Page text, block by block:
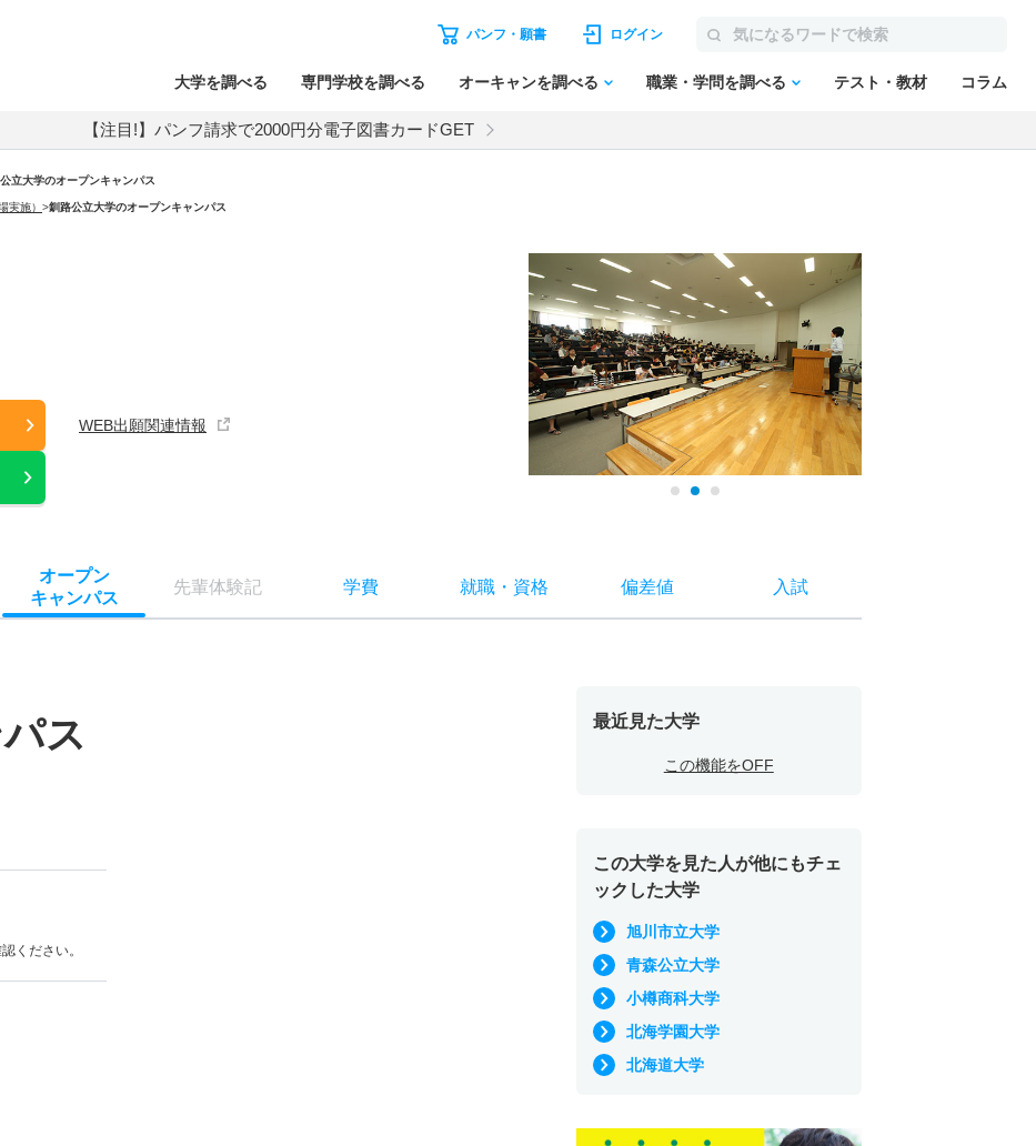
パンフ・願書 ログイン
大学を調べる 専門学校を調べる オーキャンを調べる 職業・学問を調べる テスト・教材 コラム
【注目!】パンフ請求で2000円分電子図書カードGET
立大学のオープンキャンパス
実施） >釧路公立大学のオープンキャンパス
WEB出願関連情報
オープン
キャンパス
先輩体験記 学費 就職・ 資格 偏差値 入試
ス
ください。
最近見た大学
この機能をOFF
この大学を見た人が他にもチェ
ックした大学
旭川市立大学
青森公立大学
小樽商科大学
北海学園大学
北海道大学